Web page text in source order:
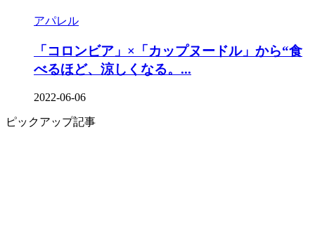
アパレル
「コロンビア」×「カップヌードル」から“食
べるほど、涼しくなる。...
2022-06-06
ピックアップ記事